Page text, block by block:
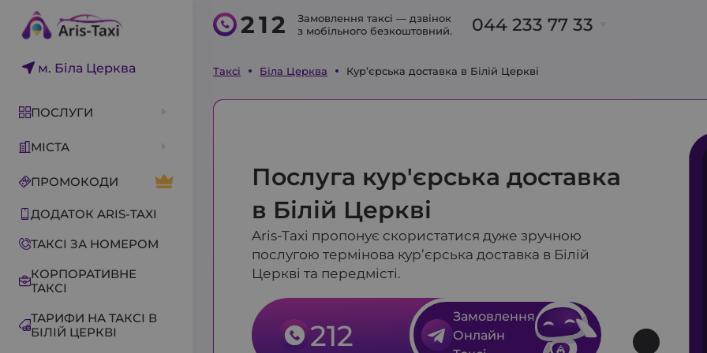
м. Біла Церква
ПОСЛУГИ
МІСТА
ПРОМОКОДИ
ДОДАТОК ARIS-TAXI
ТАКСІ ЗА НОМЕРОМ
КОРПОРАТИВНЕ
ТАКСІ
ТАРИФИ НА ТАКСІ В
БІЛІЙ ЦЕРКВІ
e-mail
Для замовлення таксі
063 233 77 33
063 237 00 47
063 318 73 32
212
Замовлення таксі — дзвінок
з мобільного безкоштовний.
044 233 77 33
098 700 91 31
Таксі Біла Церква Кур’єрська доставка в Білій Церкві
Послуга кур'єрська доставка
в Білій Церкві
Aris-Taxi пропонує скористатися дуже зручною
послугою термінова кур’єрська доставка в Білій
Церкві та передмісті.
212
Замовлення
Онлайн